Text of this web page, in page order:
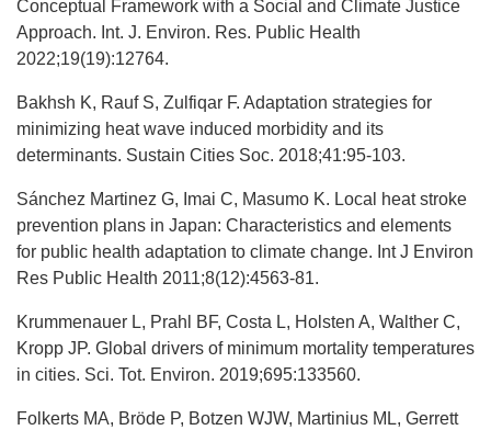
Conceptual Framework with a Social and Climate Justice
Approach. Int. J. Environ. Res. Public Health
2022;19(19):12764.
Bakhsh K, Rauf S, Zulfiqar F. Adaptation strategies for
minimizing heat wave induced morbidity and its
determinants. Sustain Cities Soc. 2018;41:95-103.
Sánchez Martinez G, Imai C, Masumo K. Local heat stroke
prevention plans in Japan: Characteristics and elements
for public health adaptation to climate change. Int J Environ
Res Public Health 2011;8(12):4563-81.
Krummenauer L, Prahl BF, Costa L, Holsten A, Walther C,
Kropp JP. Global drivers of minimum mortality temperatures
in cities. Sci. Tot. Environ. 2019;695:133560.
Folkerts MA, Bröde P, Botzen WJW, Martinius ML, Gerrett